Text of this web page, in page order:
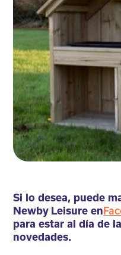
Si lo desea, puede
Newby Leisure en
para estar al día de
novedades.